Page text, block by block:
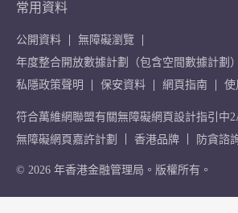
常用資料
公開資料
無障礙瀏覽
年度整合開放數據計劃（包含空間數據計劃）
私隱政策聲明
保安資料 網頁指南 使
符合萬維網聯盟有關無障礙網頁設計指引中
無障礙網頁嘉許計劃
香港品牌 防貪諮
© 2026 年香港金融管理局。版權所有。